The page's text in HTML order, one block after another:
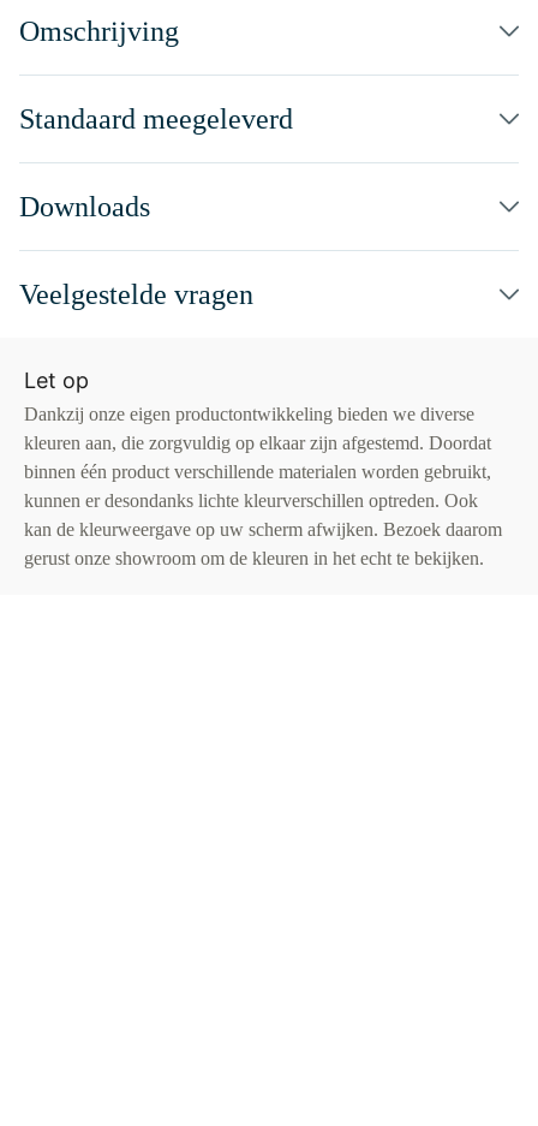
Omschrijving
Standaard meegeleverd
Downloads
Veelgestelde vragen
Let op
Dankzij onze eigen productontwikkeling bieden we diverse
kleuren aan, die zorgvuldig op elkaar zijn afgestemd. Doordat
binnen één product verschillende materialen worden gebruikt,
kunnen er desondanks lichte kleurverschillen optreden. Ook
kan de kleurweergave op uw scherm afwijken. Bezoek daarom
gerust onze showroom om de kleuren in het echt te bekijken.